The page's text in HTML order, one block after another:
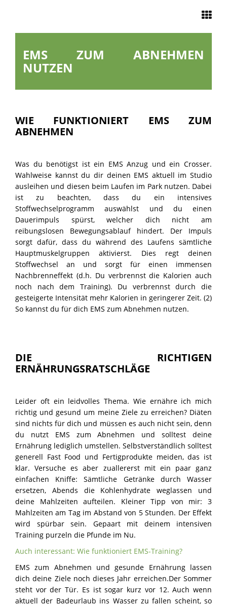
START
EMS TRAINING
UNSERE
STUDIOS
EMS ZU HAUSE
ÜBER UNS
KONTAKT &
PROBETRAINING
EMS ZUM ABNEHMEN
NUTZEN
WIE FUNKTIONIERT EMS ZUM
ABNEHMEN
Was du benötigst ist ein EMS Anzug und ein Crosser.
Wahlweise kannst du dir deinen EMS aktuell im Studio
ausleihen und diesen beim Laufen im Park nutzen. Dabei
ist zu beachten, dass du ein intensives
Stoffwechselprogramm auswählst und du einen
Dauerimpuls spürst, welcher dich nicht am
reibungslosen Bewegungsablauf hindert. Der Impuls
sorgt dafür, dass du während des Laufens sämtliche
Hauptmuskelgruppen aktivierst. Dies regt deinen
Stoffwechsel an und sorgt für einen immensen
Nachbrenneffekt (d.h. Du verbrennst die Kalorien auch
noch nach dem Training). Du verbrennst durch die
gesteigerte Intensität mehr Kalorien in geringerer Zeit. (2)
So kannst du für dich EMS zum Abnehmen nutzen.
DIE RICHTIGEN
ERNÄHRUNGSRATSCHLÄGE
Leider oft ein leidvolles Thema. Wie ernähre ich mich
richtig und gesund um meine Ziele zu erreichen? Diäten
sind nichts für dich und müssen es auch nicht sein, denn
du nutzt EMS zum Abnehmen und solltest deine
Ernährung lediglich umstellen. Selbstverständlich solltest
generell Fast Food und Fertigprodukte meiden, das ist
klar. Versuche es aber zuallererst mit ein paar ganz
einfachen Kniffe: Sämtliche Getränke durch Wasser
ersetzen, Abends die Kohlenhydrate weglassen und
deine Mahlzeiten aufteilen. Kleiner Tipp von mir: 3
Mahlzeiten am Tag im Abstand von 5 Stunden. Der Effekt
wird spürbar sein. Gepaart mit deinem intensiven
Training purzeln die Pfunde im Nu.
Auch interessant: Wie funktioniert EMS-Training?
EMS zum Abnehmen und gesunde Ernährung lassen
dich deine Ziele noch dieses Jahr erreichen.Der Sommer
steht vor der Tür. Es ist sogar kurz vor 12. Auch wenn
aktuell der Badeurlaub ins Wasser zu fallen scheint, so